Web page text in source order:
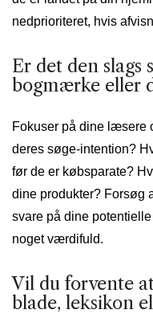
nedprioriteret, hvis
Er det den slags
bogmærke eller
Fokuser på dine læsere
deres søge-intention?
før de er købsparate?
dine produkter? Forsøg
svare på dine
noget værdifuld.
Vil du forvente
blade, leksikon